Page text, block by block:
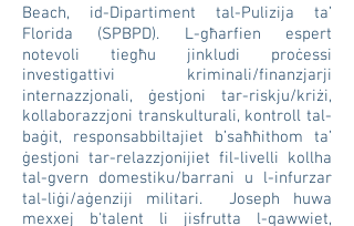
Beach, id-Dipartiment tal-Pulizija ta’
Florida (SPBPD). L-għarfien espert
notevoli tiegħu jinkludi proċessi
investigattivi kriminali/finanzjarji
internazzjonali, ġestjoni tar-riskju/kriżi,
kollaborazzjoni transkulturali, kontroll tal-
baġit, responsabbiltajiet b’saħħithom ta’
ġestjoni tar-relazzjonijiet fil-livelli kollha
tal-gvern domestiku/barrani u l-infurzar
tal-liġi/aġenziji militari. Joseph huwa
mexxej b'talent li jisfrutta l-qawwiet,